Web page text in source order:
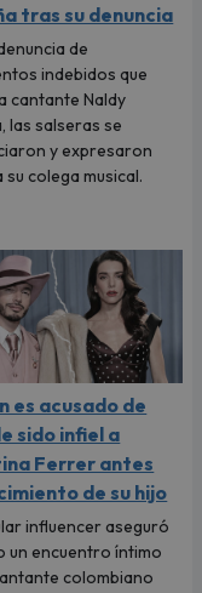
tras su denuncia
de
indebidos que
cantante Naldy
las salseras se
y expresaron
su colega musical.
es acusado de
sido infiel a
Ferrer antes
de su hijo
influencer aseguró
un encuentro íntimo
colombiano